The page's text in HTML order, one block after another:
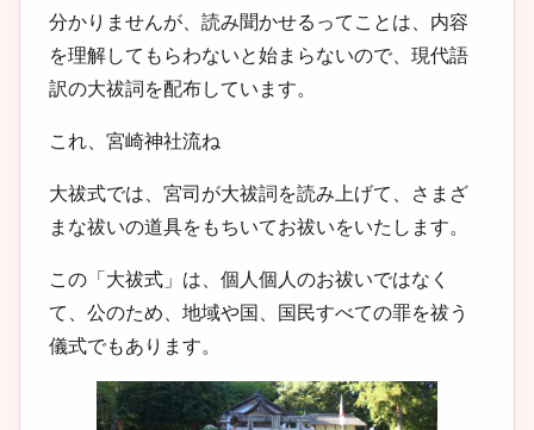
分かりませんが、読み聞かせるってことは、内容
を理解してもらわないと始まらないので、現代語
訳の大祓詞を配布しています。
これ、宮崎神社流ね
大祓式では、宮司が大祓詞を読み上げて、さまざ
まな祓いの道具をもちいてお祓いをいたします。
この「大祓式」は、個人個人のお祓いではなく
て、公のため、地域や国、国民すべての罪を祓う
儀式でもあります。